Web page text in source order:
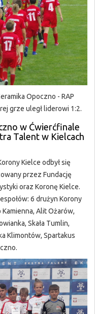
Opoczno - RAP
grze uległ liderowi 1:2.
w Ćwierćfinale
Talent w Kielcach
Kielce odbył się
przez Fundację
oraz Koronę Kielce.
6 drużyn Korony
Alit Ożarów,
Skała Tumlin,
Klimontów, Spartakus